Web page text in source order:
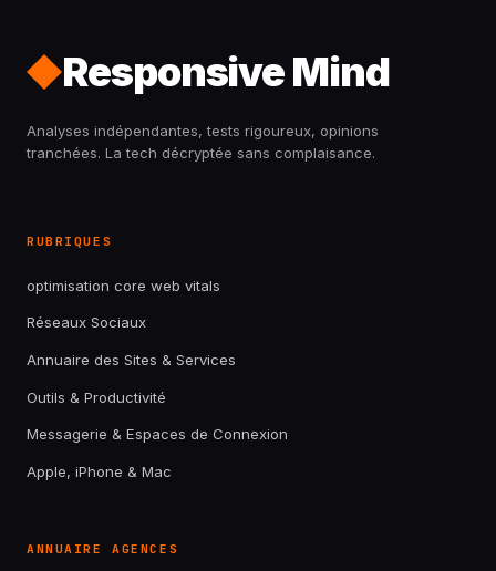
Responsive Mind
Analyses indépendantes, tests rigoureux, opinions
tranchées. La tech décryptée sans complaisance.
RUBRIQUES
optimisation core web vitals
Réseaux Sociaux
Annuaire des Sites & Services
Outils & Productivité
Messagerie & Espaces de Connexion
Apple, iPhone & Mac
ANNUAIRE AGENCES